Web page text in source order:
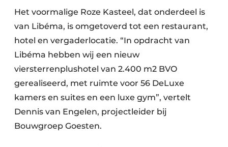
Het voormalige Roze Kasteel, dat onderdeel is
van Libéma, is omgetoverd tot een restaurant,
hotel en vergaderlocatie. “In opdracht van
Libéma hebben wij een nieuw
viersterrenplushotel van 2.400 m2 BVO
gerealiseerd, met ruimte voor 56 DeLuxe
kamers en suites en een luxe gym”, vertelt
Dennis van Engelen, projectleider bij
Bouwgroep Goesten.